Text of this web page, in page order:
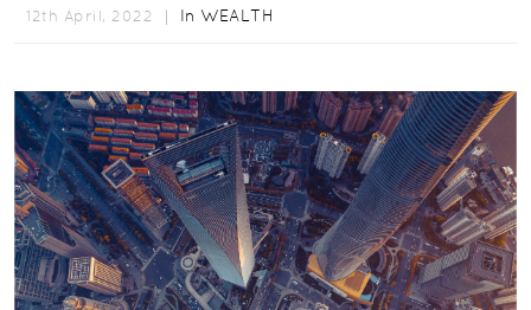
12th April, 2022 ｜ In WEALTH